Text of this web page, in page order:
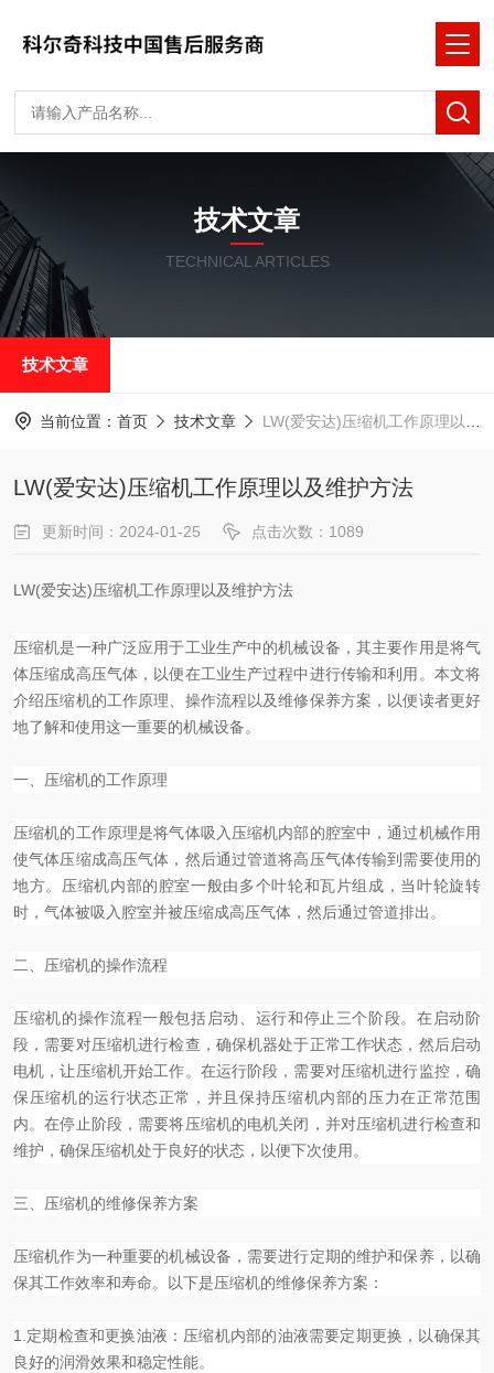
技术文章
TECHNICAL ARTICLES
技术文章
当前位置： 首页 技术文章 LW(爱安达)压缩机工作原理以及维护方法
LW(爱安达)压缩机工作原理以及维护方法
更新时间：2024-01-25 点击次数：1089
LW(爱安达)压缩机工作原理以及维护方法
压缩机是一种广泛应用于工业生产中的机械设备，其主要作用是将气
体压缩成高压气体，以便在工业生产过程中进行传输和利用。本文将
介绍压缩机的工作原理、操作流程以及维修保养方案，以便读者更好
地了解和使用这一重要的机械设备。
一、压缩机的工作原理
压缩机的工作原理是将气体吸入压缩机内部的腔室中，通过机械作用
使气体压缩成高压气体，然后通过管道将高压气体传输到需要使用的
地方。压缩机内部的腔室一般由多个叶轮和瓦片组成，当叶轮旋转
时，气体被吸入腔室并被压缩成高压气体，然后通过管道排出。
二、压缩机的操作流程
压缩机的操作流程一般包括启动、运行和停止三个阶段。在启动阶
段，需要对压缩机进行检查，确保机器处于正常工作状态，然后启动
电机，让压缩机开始工作。在运行阶段，需要对压缩机进行监控，确
保压缩机的运行状态正常，并且保持压缩机内部的压力在正常范围
内。在停止阶段，需要将压缩机的电机关闭，并对压缩机进行检查和
维护，确保压缩机处于良好的状态，以便下次使用。
三、压缩机的维修保养方案
压缩机作为一种重要的机械设备，需要进行定期的维护和保养，以确
保其工作效率和寿命。以下是压缩机的维修保养方案：
1.定期检查和更换油液：压缩机内部的油液需要定期更换，以确保其
良好的润滑效果和稳定性能。